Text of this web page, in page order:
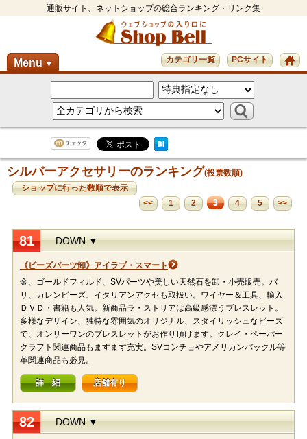
通販サイト、ネットショップの総合ランキング・リンク集
Menu ▼ PCサイト
カテゴリ一覧
シルバーアクセサリーのランキング(投票数順)
ショップに行った数順で表示
<<
1 2 3 4 5 >>
81 DOWN ▼
《ビーズパーツ卸》アイラブ・スマート
金、ゴールドフィルド、SVパーツや美しい天然石を卸・小売販売。バ
リ、カレンビーズ、イタリアンアクセも取扱い。ワイヤー＆工具、輸入
ＤＶＤ・書籍も人気。新商品ラ・ストリアは高級感漂うブレスレット。
多様なデザイン、独特な雰囲気のオリジナル、スタイリッシュなビーズ
で、オンリーワンのブレスレットがお作り頂けます。クレイ・ペーパー
クラフト関連商品もますます充実。SVコンチョやアメリカンバックル等
革関連商品も必見。
詳 細 店舗有り
82 DOWN ▼